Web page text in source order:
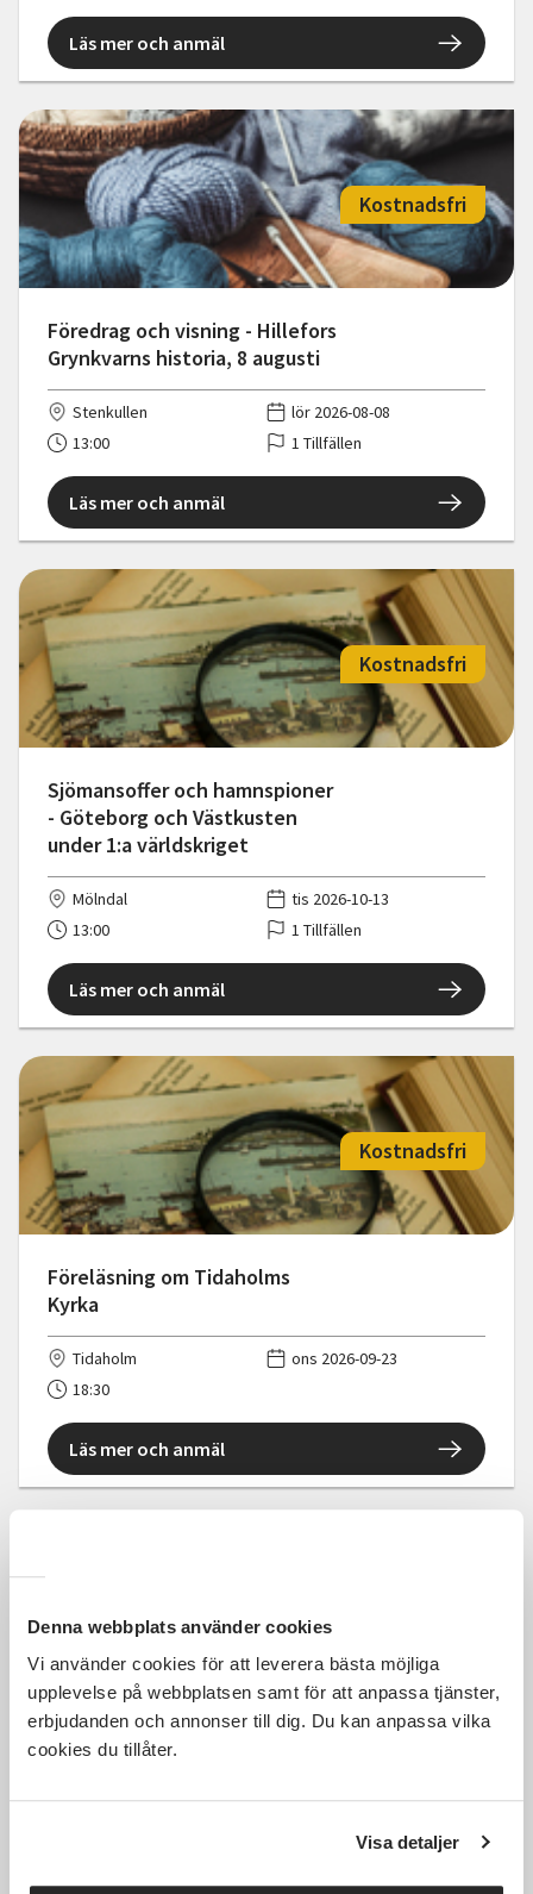
Denna webbplats använder cookies
Vi använder cookies för att leverera bästa möjliga
upplevelse på webbplatsen samt för att anpassa tjänster,
erbjudanden och annonser till dig. Du kan anpassa vilka
cookies du tillåter.
Visa detaljer
Läs mer och anmäl
Föredrag och visning - Hillefors
Grynkvarns historia, 8 augusti
Kostnadsfri
Stenkullen
lör 2026-08-08
13:00
1 Tillfällen
Läs mer och anmäl
Sjömansoffer och hamnspioner
- Göteborg och Västkusten
under 1:a världskriget
Kostnadsfri
Mölndal
tis 2026-10-13
13:00
1 Tillfällen
Läs mer och anmäl
Föreläsning om Tidaholms
Kyrka
Kostnadsfri
Tidaholm
ons 2026-09-23
18:30
Läs mer och anmäl
Broderi, trädgård, och
guldgrävarhistoria på Hilmas Alaska
1 Tillfällen